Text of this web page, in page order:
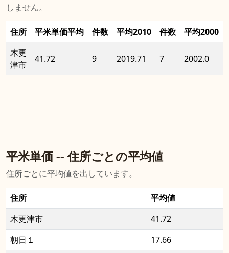
しません。
住所 平米単価平均 件数 平均2010 件数 平均2000
木更
津市
41.72 9 2019.71 7 2002.0
平米単価 -- 住所ごとの平均値
住所ごとに平均値を出しています。
住所
平均値
木更津市
41.72
朝日１
17.66